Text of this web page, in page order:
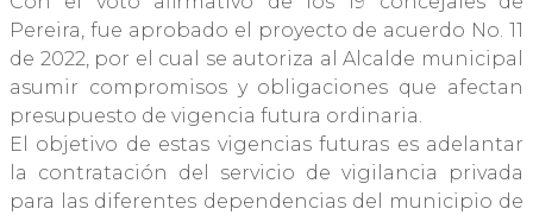
Pereira, fue aprobado el proyecto de acuerdo No. 11
de 2022, por el cual se autoriza al Alcalde municipal
asumir compromisos y obligaciones que afectan
presupuesto de vigencia futura ordinaria.
El objetivo de estas vigencias futuras es adelantar
la contratación del servicio de vigilancia privada
para las diferentes dependencias del municipio de